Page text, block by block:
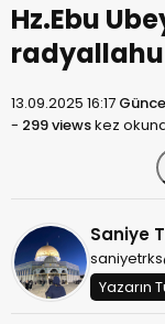
Hz.Ebu
13.09.2025 16:17
- 299 viewskez
Saniye
Yazarın